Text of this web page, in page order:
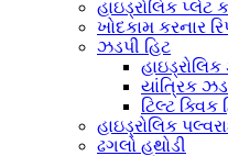
હાઇડ્રોલિક પ્લેટ
ખોદકામ કરનાર
ઝડપી હિટ
યાંત્રિક
ટિલ્ટ ક્વિક
હાઇડ્રોલિક
ઢગલો હથોડી